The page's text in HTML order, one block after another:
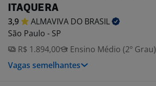
ITAQUERA
3,9 ALMAVIVA DO BRASIL
São Paulo - SP
R$ 1.894,00
Ensino Médio (2º Grau)
Vagas semelhantes